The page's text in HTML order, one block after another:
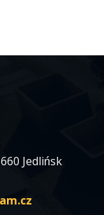
Jedlińsk